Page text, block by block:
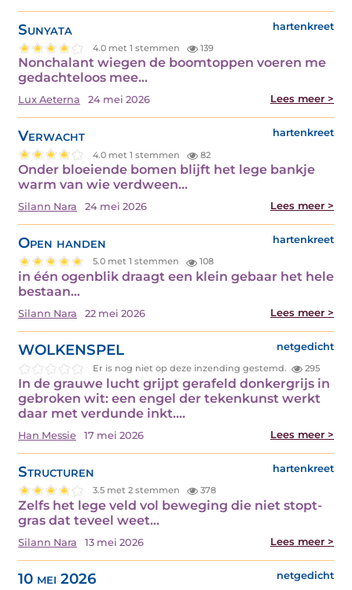
Sunyata hartenkreet
4.0 met 1 stemmen 139
Nonchalant wiegen de boomtoppen voeren me
gedachteloos mee…
Lux Aeterna 24 mei 2026 Lees meer >
Verwacht hartenkreet
4.0 met 1 stemmen 82
Onder bloeiende bomen blijft het lege bankje
warm van wie verdween…
Silann Nara 24 mei 2026 Lees meer >
Open handen hartenkreet
5.0 met 1 stemmen 108
in één ogenblik draagt een klein gebaar het hele
bestaan…
Silann Nara 22 mei 2026 Lees meer >
WOLKENSPEL netgedicht
Er is nog niet op deze inzending gestemd. 295
In de grauwe lucht grijpt gerafeld donkergrijs in
gebroken wit: een engel der tekenkunst werkt
daar met verdunde inkt.…
Han Messie 17 mei 2026 Lees meer >
Structuren hartenkreet
3.5 met 2 stemmen 378
Zelfs het lege veld vol beweging die niet stopt-
gras dat teveel weet…
Silann Nara 13 mei 2026 Lees meer >
10 mei 2026 netgedicht